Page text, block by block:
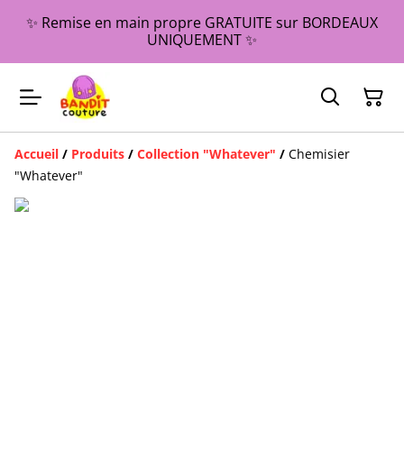
✨ Remise en main propre GRATUITE sur BORDEAUX
UNIQUEMENT ✨
Accueil / Produits / Collection "Whatever" / Chemisier
"Whatever"